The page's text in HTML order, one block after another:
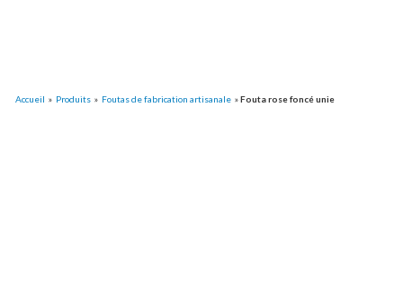
Accueil » Produits » Foutas de fabrication artisanale »Fouta rose foncé unie